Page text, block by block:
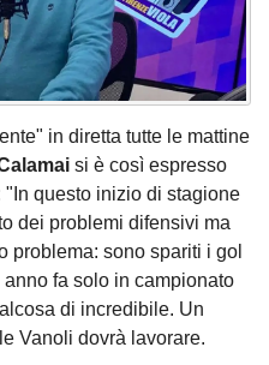
in diretta tutte le mattine
si è così espresso
questo inizio di stagione
dei problemi difensivi ma
problema: sono spariti i gol
fa solo in campionato
di incredibile. Un
Vanoli dovrà lavorare.